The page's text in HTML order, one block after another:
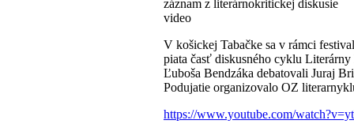
záznam z literárnokritickej diskusie
video
V košickej Tabačke sa v rámci
piata časť diskusného cyklu
Ľuboša Bendzáka debatovali Juraj
Podujatie organizovalo OZ
https://www.youtube.com/